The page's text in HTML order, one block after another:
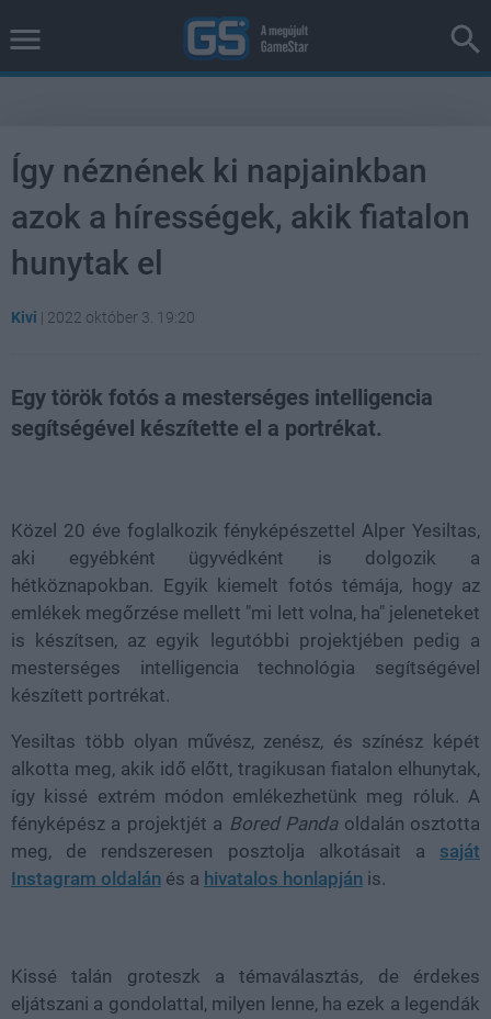
Így néznének ki napjainkban
azok a hírességek, akik fiatalon
hunytak el
Kivi | 2022 október 3. 19:20
Egy török fotós a mesterséges intelligencia
segítségével készítette el a portrékat.
Közel 20 éve foglalkozik fényképészettelAlper Yesiltas,
aki egyébként ügyvédként is dolgozik a
hétköznapokban. Egyik kiemelt fotós témája, hogy az
emlékek megőrzése mellett "mi lett volna, ha" jeleneteket
is készítsen, az egyik legutóbbi projektjében pedig a
mesterséges intelligencia technológia segítségével
készített portrékat.
Yesiltas több olyan művész, zenész, és színész képét
alkotta meg, akik idő előtt, tragikusan fiatalon elhunytak,
így kissé extrém módon emlékezhetünk meg róluk. A
fényképész a projektjét a Bored Pandaoldalán osztotta
meg, de rendszeresen posztolja alkotásait a saját
Instagram oldalán és a hivatalos honlapján is.
Kissé talán groteszk a témaválasztás, de érdekes
eljátszani a gondolattal, milyen lenne, ha ezek a legendák